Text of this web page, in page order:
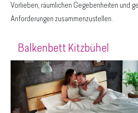
Vorlieben, räumlichen Gegebenheiten und
Anforderungen zusammenzustellen.
Balkenbett Kitzbühel